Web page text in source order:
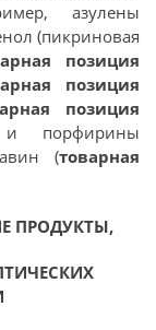
азулены
(пикриновая
позиция
позиция
позиция
порфирины
(товарная
ПРОДУКТЫ,